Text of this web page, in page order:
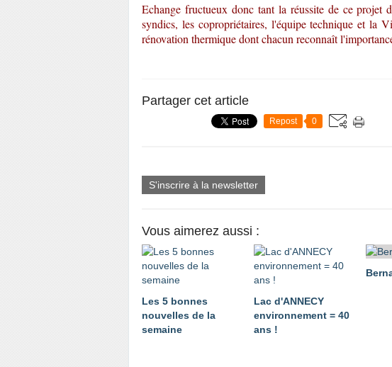
Echange fructueux donc tant la réussite de ce projet
syndics, les copropriétaires, l'équipe technique et la
rénovation thermique dont chacun reconnaît
Partager cet article
Repost 0
S'inscrire à la newsletter
Vous aimerez aussi :
Les 5 bonnes
nouvelles de la
semaine
Lac d'ANNECY
environnement = 40
ans !